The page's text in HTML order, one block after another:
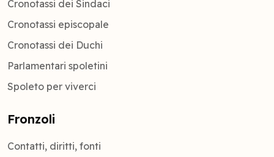
Cronotassi dei Sindaci
Cronotassi episcopale
Cronotassi dei Duchi
Parlamentari spoletini
Spoleto per viverci
Fronzoli
Contatti, diritti, fonti